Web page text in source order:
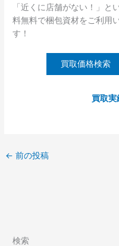
「近くに店舗がない！」と
料無料で梱包資材をご利用
す！
買取価格検索
買取実
← 前の投稿
検索